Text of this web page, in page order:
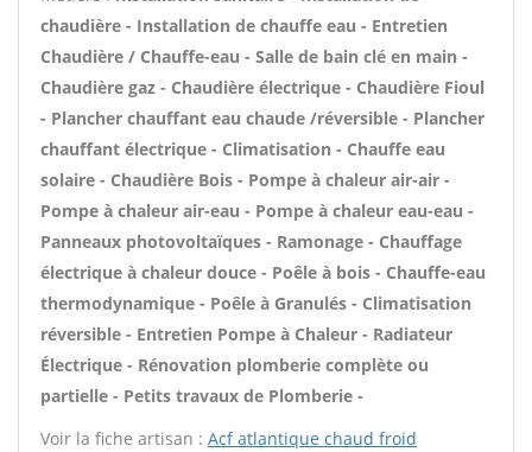
chaudière - Installation de chauffe eau - Entretien
Chaudière / Chauffe-eau - Salle de bain clé en main -
Chaudière gaz - Chaudière électrique - Chaudière Fioul
- Plancher chauffant eau chaude /réversible - Plancher
chauffant électrique - Climatisation - Chauffe eau
solaire - Chaudière Bois - Pompe à chaleur air-air -
Pompe à chaleur air-eau - Pompe à chaleur eau-eau -
Panneaux photovoltaïques - Ramonage - Chauffage
électrique à chaleur douce - Poêle à bois - Chauffe-eau
thermodynamique - Poêle à Granulés - Climatisation
réversible - Entretien Pompe à Chaleur - Radiateur
Électrique - Rénovation plomberie complète ou
partielle - Petits travaux de Plomberie -
Voir la fiche artisan : Acf atlantique chaud froid